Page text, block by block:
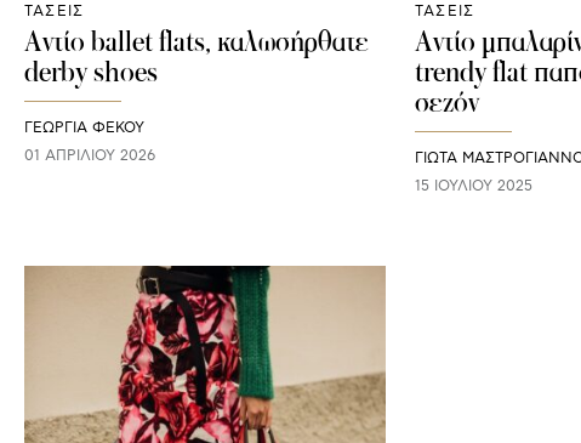
ΤΑΣΕΙΣ
Αντίο ballet flats, καλωσήρθατε
derby shoes
ΓΕΩΡΓΙΑ ΦΕΚΟΥ
01 ΑΠΡΙΛΊΟΥ 2026
ΤΑΣΕΙΣ
Αντίο
trendy flat
σεζόν
ΓΙΩΤΑ
15 ΙΟΥΛΊΟΥ 2025